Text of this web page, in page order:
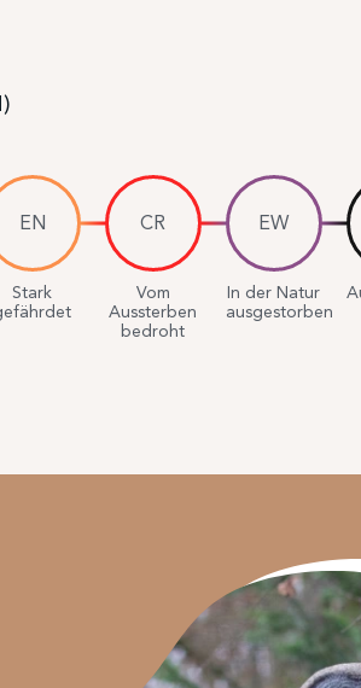
EN
Stark
CR
Vom
Aussterben
bedroht
EW
In der Natur
ausgestorben